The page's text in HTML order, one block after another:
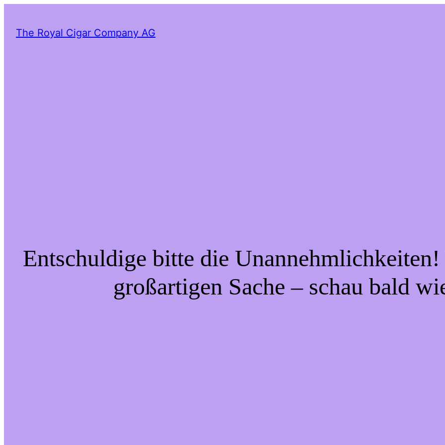
The Royal Cigar Company AG
Entschuldige bitte die
großartigen Sache – schau bald